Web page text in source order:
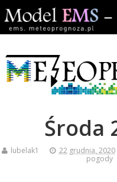
Środa
lubelak1 22 grudnia, 2020
pogody